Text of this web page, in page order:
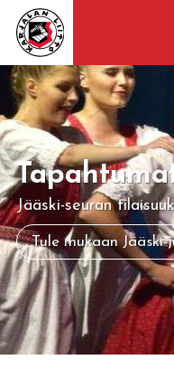
Jääski-seuran
Tule mukaan